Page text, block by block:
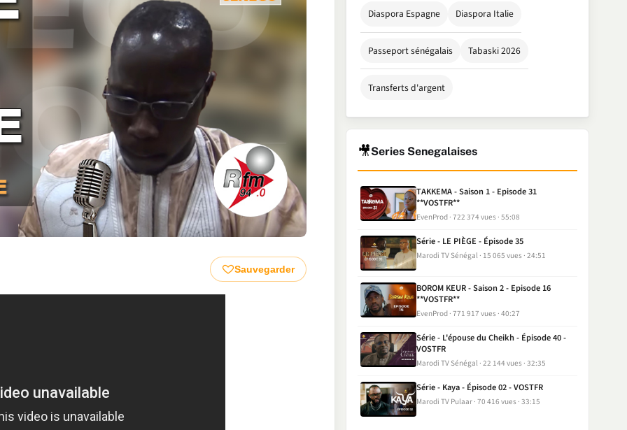
Sauvegarder
Diaspora Espagne Diaspora Italie
Passeport sénégalais Tabaski 2026
Transferts d'argent
🎥Series Senegalaises
TAKKEMA - Saison 1 - Episode 31
**VOSTFR**
EvenProd 722 374 vues 55:08
Série - LE PIÈGE - Épisode 35
Marodi TV Sénégal 15 065 vues 24:51
BOROM KEUR - Saison 2 - Episode 16
**VOSTFR**
EvenProd 771 917 vues 40:27
Série - L'épouse du Cheikh - Épisode 40 -
VOSTFR
Marodi TV Sénégal 22 144 vues 32:35
Série - Kaya - Épisode 02 - VOSTFR
Marodi TV Pulaar 70 416 vues 33:15